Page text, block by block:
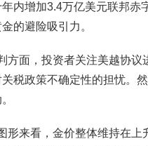
内增加3.4万亿美元联邦赤
的避险吸引力。
方面，投资者关注美越协
税政策不确定性的担忧。
形来看，金价整体维持在